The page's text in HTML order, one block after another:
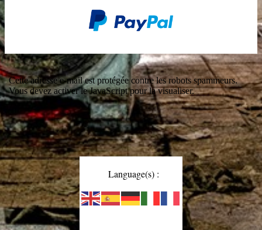
Cette adresse e-mail est protégée contre les robots spammeurs.
Vous devez activer le JavaScript pour la visualiser.
Language(s) :